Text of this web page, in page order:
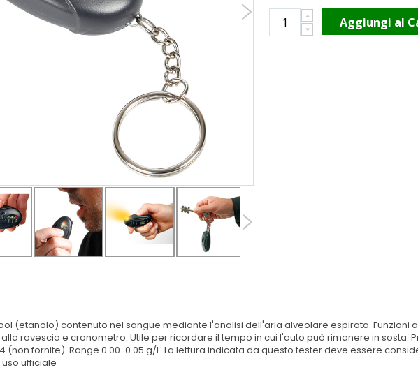
Aggiungi al
(etanolo) contenuto nel sangue mediante l'analisi dell'aria alveolare espirata. Funzioni
rovescia e cronometro. Utile per ricordare il tempo in cui l'auto può rimanere in sosta.
(non fornite). Range 0.00-0.05 g/L. La lettura indicata da questo tester deve essere
ufficiale